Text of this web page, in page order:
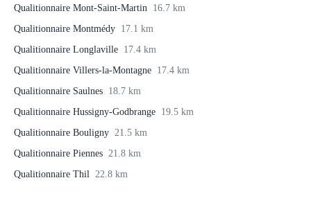
Qualitionnaire Mont-Saint-Martin 16.7 km
Qualitionnaire Montmédy 17.1 km
Qualitionnaire Longlaville 17.4 km
Qualitionnaire Villers-la-Montagne 17.4 km
Qualitionnaire Saulnes 18.7 km
Qualitionnaire Hussigny-Godbrange 19.5 km
Qualitionnaire Bouligny 21.5 km
Qualitionnaire Piennes 21.8 km
Qualitionnaire Thil 22.8 km